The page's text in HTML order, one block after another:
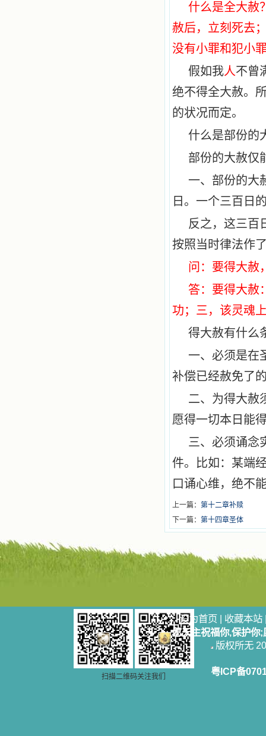
什么是全大赦
赦后，立刻死去
没有小罪和犯小
假如我人不曾
绝不得全大赦。
的状况而定。
什么是部份的
部份的大赦仅
一、部份的大
日。一个三百日
反之，这三百
按照当时律法作
问：要得大赦
答：要得大赦
功；三，该灵魂
得大赦有什么
一、必须是在
补偿已经赦免了
二、为得大赦
愿得一切本日能
三、必须诵念
件。比如：某端
口诵心维，绝不
上一篇： 第十二章补赎
下一篇： 第十四章圣体
扫描二维码关注我们
设为首页 | 收藏本站
愿天主祝福你,保护你
版权所无
粤ICP备